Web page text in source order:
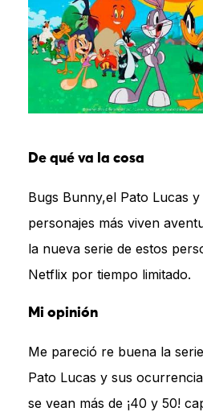
De qué va la cosa
Bugs Bunny,el Pato Lucas
personajes más viven
la nueva serie de estos
Netflix por tiempo limitado.
Mi opinión
Me pareció re buena la
Pato Lucas y sus
se vean más de ¡40 y 50!